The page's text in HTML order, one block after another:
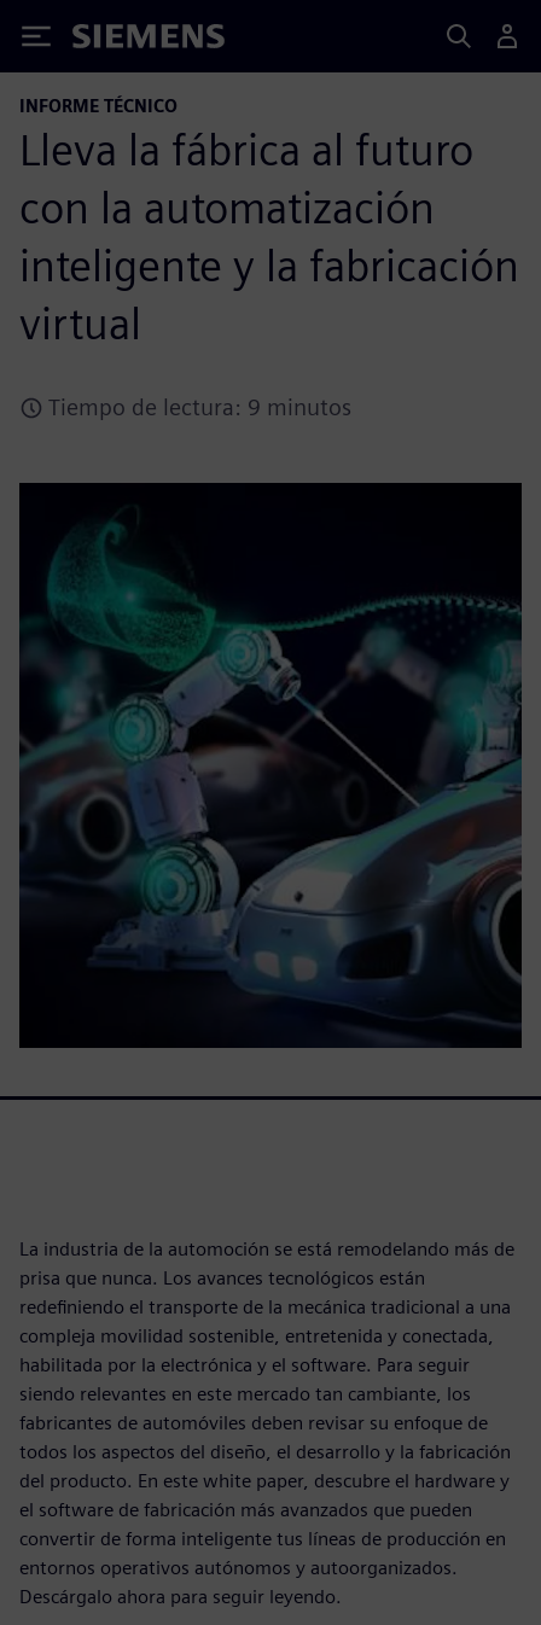
Siemens
INFORME TÉCNICO
Lleva la fábrica al futuro
con la automatización
inteligente y la fabricación
virtual
Tiempo de lectura: 9 minutos
La industria de la automoción se está remodelando más de
prisa que nunca. Los avances tecnológicos están
redeﬁniendo el transporte de la mecánica tradicional a una
compleja movilidad sostenible, entretenida y conectada,
habilitada por la electrónica y el software. Para seguir
siendo relevantes en este mercado tan cambiante, los
fabricantes de automóviles deben revisar su enfoque de
todos los aspectos del diseño, el desarrollo y la fabricación
del producto. En este white paper, descubre el hardware y
el software de fabricación más avanzados que pueden
convertir de forma inteligente tus líneas de producción en
entornos operativos autónomos y autoorganizados.
Descárgalo ahora para seguir leyendo.